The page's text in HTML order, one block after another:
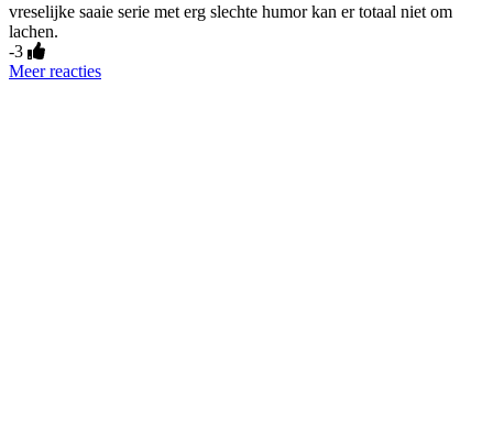
vreselijke saaie serie met erg slechte humor kan er totaal niet om
lachen.
-3
Meer reacties